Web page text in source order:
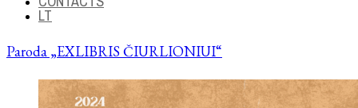
LT
Paroda „EXLIBRIS ČIURLIONIUI“